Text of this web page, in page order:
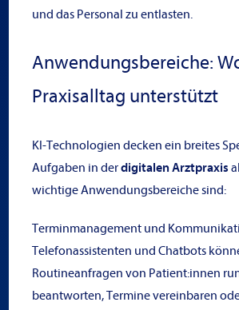
und das Personal zu entlasten.
Anwendungsbereiche:
Praxisalltag unterstützt
KI-Technologien decken ein breites
Aufgaben in derdigitalen Arztpraxis
wichtige Anwendungsbereiche sind:
Terminmanagement und
Telefonassistenten und Chatbots
Routineanfragen von Patient:innen
beantworten, Termine vereinbaren